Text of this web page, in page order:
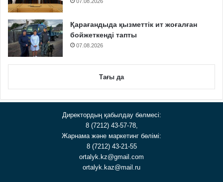
Қарағандыда қызметтік ит жоғалған
бойжеткенді тапты
07.08.2026
Тағы да
Директордың қабылдау бөлмесі:
8 (7212) 43-57-78,
Жарнама және маркетинг бөлімі:
8 (7212) 43-21-55
ortalyk.kz@gmail.com
ortalyk.kaz@mail.ru